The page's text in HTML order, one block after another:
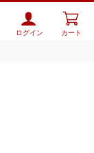
ログイン カート